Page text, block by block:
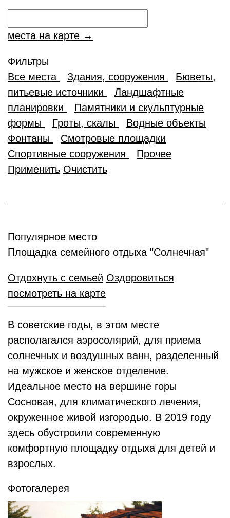
места на карте →
Фильтры
Все места
Здания, сооружения
Бюветы,
питьевые источники
Ландшафтные
планировки
Памятники и скульптурные
формы
Гроты, скалы
Водные объекты
Фонтаны
Смотровые площадки
Спортивные сооружения
Прочее
Применить Очистить
Популярное место
Площадка семейного отдыха "Солнечная"
Отдохнуть с семьей Оздоровиться
посмотреть на карте
В советские годы, в этом месте
располагался аэросолярий, для приема
солнечных и воздушных ванн, разделенный
на мужское и женское отделение.
Идеальное место на вершине горы
Сосновая, для климатического лечения,
окруженное живой изгородью. В 2019 году
здесь обустроили современную
комфортную площадку отдыха для детей и
взрослых.
Фотогалерея